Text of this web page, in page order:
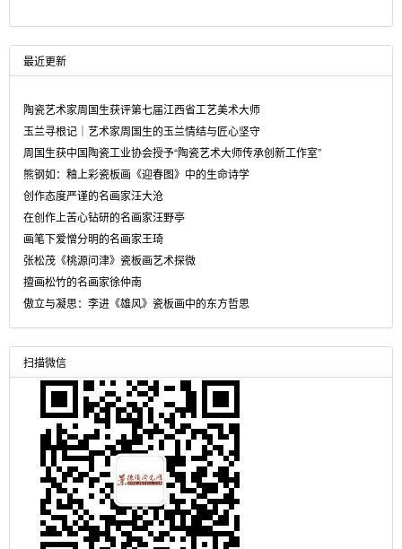
最近更新
陶瓷艺术家周国生获评第七届江西省工艺美术大师
玉兰寻根记｜艺术家周国生的玉兰情结与匠心坚守
周国生获中国陶瓷工业协会授予“陶瓷艺术大师传承创新工作室”
熊钢如：釉上彩瓷板画《迎春图》中的生命诗学
创作态度严谨的名画家汪大沧
在创作上苦心钻研的名画家汪野亭
画笔下爱憎分明的名画家王琦
张松茂《桃源问津》瓷板画艺术探微
擅画松竹的名画家徐仲南
傲立与凝思：李进《雄风》瓷板画中的东方哲思
扫描微信